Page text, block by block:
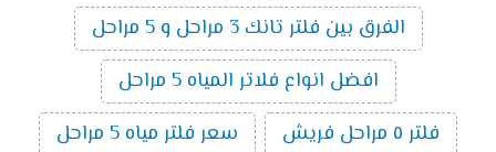
الفرق بين فلتر تانك 3 مراحل و 5 مراحل
افضل انواع فلاتر المياه 5 مراحل
فلتر ٥ مراحل فريش
سعر فلتر مياه 5 مراحل